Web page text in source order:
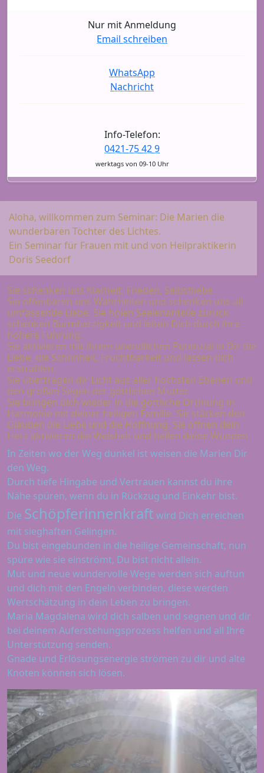
Nur mit Anmeldung
Email schreiben
WhatsApp
Nachricht
Info-Telefon:
0421-75 42 9
werktags von 09-10 Uhr
Aloha, willkommen zum Seminar: Die Marien die
wunderbaren Töchter des Lichtes.
Ein Seminar für Frauen mit und von Heilpraktikerin
Doris Seedorf
Sie schenken uns Klarheit, Frieden, Selbstliebe
Sie offenbaren uns Wahrheiten und schenken uns all
umfassende Liebe. Sie holen Seelenanteile zurück
schenken Barmherzigkeit und leiten Dich durch ihre
höhere Führung.
Sie aktivieren mit ihrem unendlichen Potenzial in Dir die
Liebe, die Schönheit, Fruchtbarkeit und lassen dich
erstrahlen.
Sie übertragen dir Licht aus aller höchsten Ebenen und
den großen Segen der göttlichen Mutter.
Sie bringen dich wieder in die göttliche Ordnung in
Harmonie mit deiner heiligen Familie. Sie stärken den
Glauben die Liebe und die Hoffnung. Sie öffnen dein
Herz aktivieren die Weisheit und heilen deine Wunden
In Zeiten wo der Weg dunkel ist weisen die Marien Dir
den Weg.
Durch tiefe Hingabe und Vertrauen kannst du ihre
Nähe spüren, wenn du in Rückzug und Einkehr bist.
Die Schöpferinnenkraft wird Dich erreichen
mit sieghaften Gelingen.
Du bist eingebunden in die heilige Gemeinschaft, nun
spüre wie sie einströmt, Du bist nicht allein.
Mut und neue wundervolle Wege werden sich auftun
und dich mit den Engeln verbinden, diese werden
Wertschätzung in dein Leben zu bringen.
Maria Magdalena wird dich salben und segnen und dir
bei deinem Auferstehungsprozess helfen und all Ihre
Unterstützung senden.
Gnade und Erlösungsenergie strömen zu dir und alte
Knoten können sich lösen.